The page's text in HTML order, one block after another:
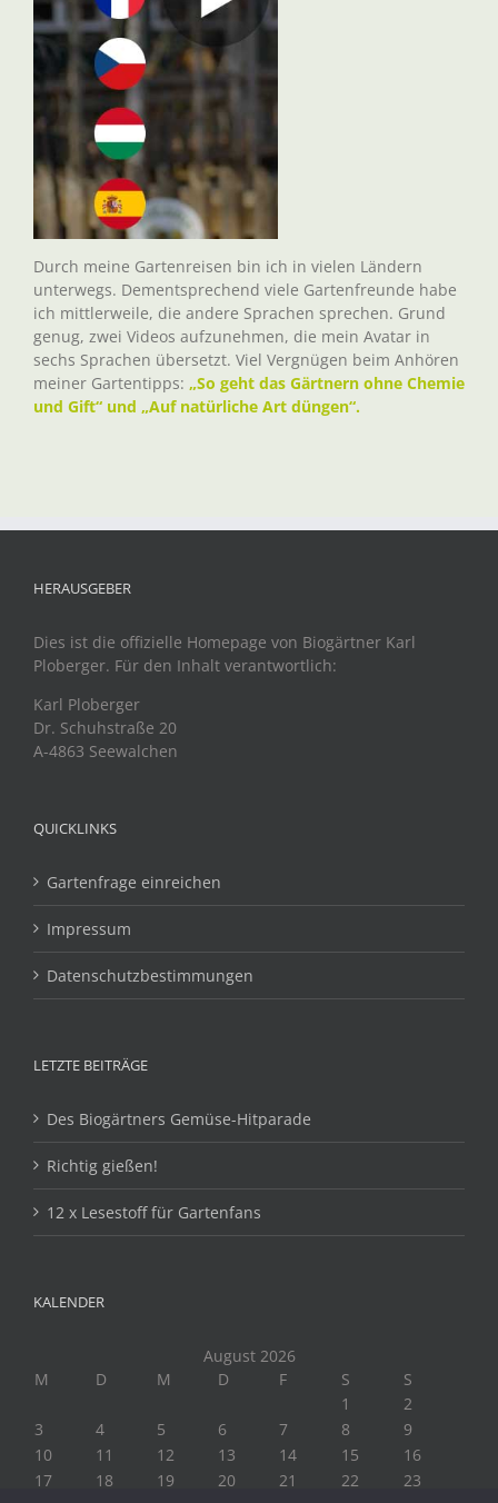
Durch meine Gartenreisen bin ich in vielen Ländern
unterwegs. Dementsprechend viele Gartenfreunde habe
ich mittlerweile, die andere Sprachen sprechen. Grund
genug, zwei Videos aufzunehmen, die mein Avatar in
sechs Sprachen übersetzt. Viel Vergnügen beim Anhören
meiner Gartentipps: „So geht das Gärtnern ohne Chemie
und Gift“ und „Auf natürliche Art düngen“.
HERAUSGEBER
Dies ist die offizielle Homepage von Biogärtner Karl
Ploberger. Für den Inhalt verantwortlich:
Karl Ploberger
Dr. Schuhstraße 20
A-4863 Seewalchen
QUICKLINKS
Gartenfrage einreichen
Impressum
Datenschutzbestimmungen
LETZTE BEITRÄGE
Des Biogärtners Gemüse-Hitparade
Richtig gießen!
12 x Lesestoff für Gartenfans
KALENDER
August 2026
M
D M D F S
S
1
2
3
4 5 6 7 8
9
10
11 12 13 14 15
16
17
18 19 20 21 22
23